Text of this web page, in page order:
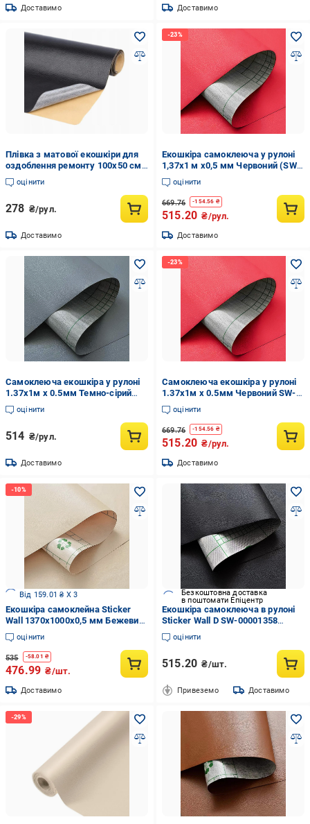
Доставимо Доставимо
Плівка з матової екошкіри для
оздоблення ремонту 100х50 см
Чорний (U9426)
оцінити
278 ₴/рул.
Доставимо
Екошкіра самоклеюча у рулоні
1,37х1 м х0,5 мм Червоний (SW-
00002169)
оцінити
669.76 -154.56 ₴
515.20 ₴/рул.
Доставимо
Самоклеюча екошкіра у рулоні
1.37х1м х 0.5мм Темно-сірий
SW-00001154
оцінити
514 ₴/рул.
Доставимо
Самоклеюча екошкіра у рулоні
1.37х1м х 0.5мм Червоний SW-
00002169
оцінити
669.76 -154.56 ₴
515.20 ₴/рул.
Доставимо
Від 159.01 ₴ X 3
Екошкіра самоклейна Sticker
Wall 1370x1000x0,5 мм Бежевий
(3DPanda-1346)
оцінити
535 -58.01 ₴
476.99 ₴/шт.
Доставимо
Безкоштовна доставка
в поштомати Епіцентр
Екошкіра самоклеюча в рулоні
Sticker Wall D SW-00001358
1,37х1 м 0,5 мм Black
оцінити
515.20 ₴/шт.
Привеземо Доставимо